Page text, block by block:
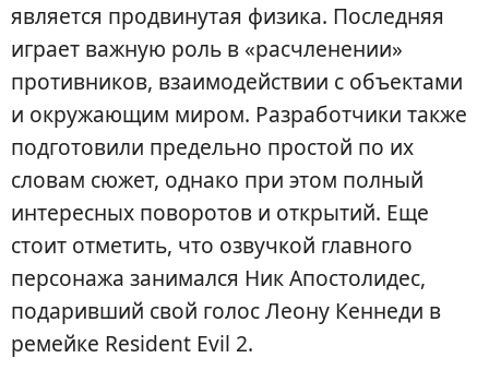
является продвинутая физика. Последняя
играет важную роль в «расчленении»
противников, взаимодействии с объектами
и окружающим миром. Разработчики также
подготовили предельно простой по их
словам сюжет, однако при этом полный
интересных поворотов и открытий. Еще
стоит отметить, что озвучкой главного
персонажа занимался Ник Апостолидес,
подаривший свой голос Леону Кеннеди в
ремейке Resident Evil 2.